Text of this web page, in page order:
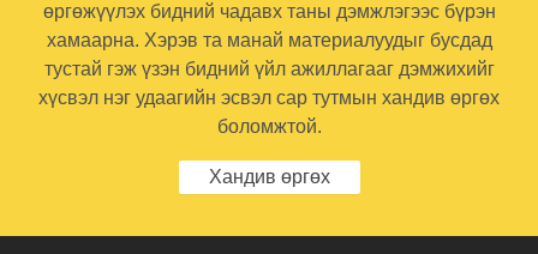
өргөжүүлэх бидний чадавх таны дэмжлэгээс бүрэн
хамаарна. Хэрэв та манай материалуудыг бусдад
тустай гэж үзэн бидний үйл ажиллагааг дэмжихийг
хүсвэл нэг удаагийн эсвэл сар тутмын хандив өргөх
боломжтой.
Хандив өргөх